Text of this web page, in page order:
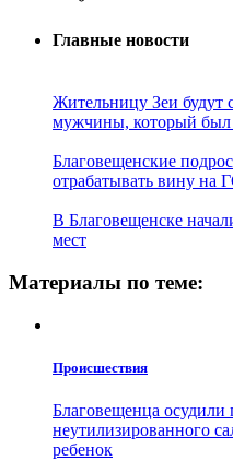
Главные новости
Жительницу Зеи будут
мужчины, который был
Благовещенские
отрабатывать вину на
В Благовещенске
мест
Материалы по теме:
Проиcшествия
Благовещенца осудили
неутилизированного
ребенок